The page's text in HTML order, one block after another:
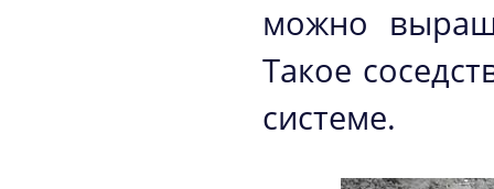
можно
Такое
системе.